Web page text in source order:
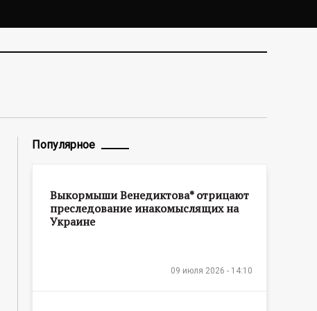
Популярное
Выкормыши Венедиктова* отрицают
преследование инакомыслящих на
Украине
09 июля 2026 - 14:10